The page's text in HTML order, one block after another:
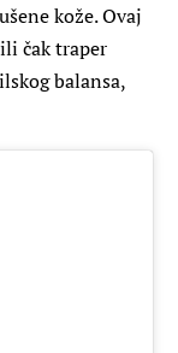
kože. Ovaj
čak traper
balansa,